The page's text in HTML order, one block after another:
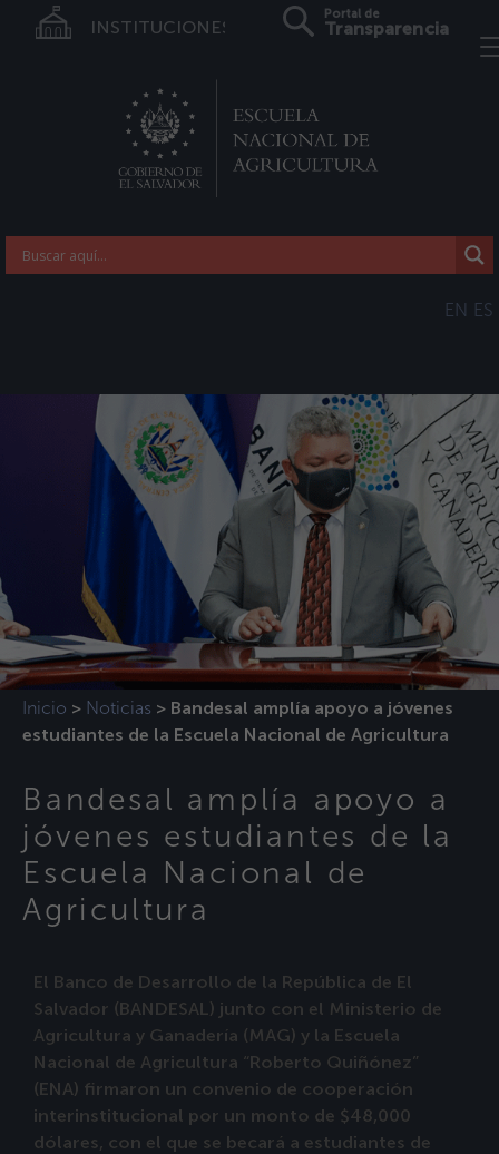
INSTITUCIONES
Portal de
Transparencia
EN ES
Inicio > Noticias > Bandesal amplía apoyo a jóvenes
estudiantes de la Escuela Nacional de Agricultura
Bandesal amplía apoyo a
jóvenes estudiantes de la
Escuela Nacional de
Agricultura
El Banco de Desarrollo de la República de El
Salvador (BANDESAL) junto con el Ministerio de
Agricultura y Ganadería (MAG) y la Escuela
Nacional de Agricultura “Roberto Quiñónez”
(ENA) firmaron un convenio de cooperación
interinstitucional por un monto de $48,000
dólares, con el que se becará a estudiantes de